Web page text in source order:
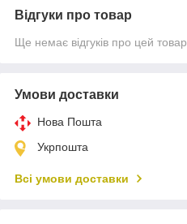
Відгуки про товар
Ще немає відгуків про цей товар
Умови доставки
Нова Пошта
Укрпошта
Всі умови доставки